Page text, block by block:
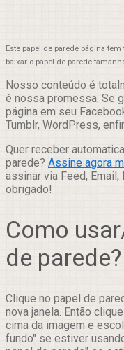
Este papel de parede página
baixar o papel de parede
Nosso conteúdo é
é nossa promessa. Se
página em seu
Tumblr, WordPress,
Quer receber
parede? Assine agora
assinar via Feed,
obrigado!
Como
de parede?
Clique no papel de
nova janela. Então
cima da imagem e
fundo" se estiver